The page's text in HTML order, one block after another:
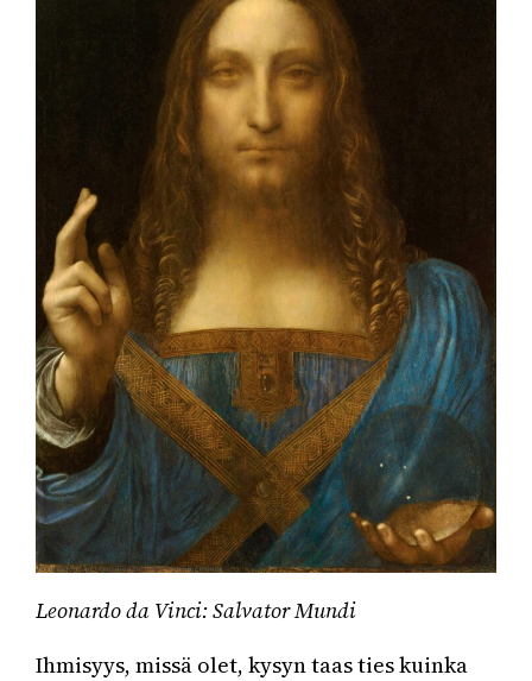
Leonardo da Vinci: Salvator Mundi
Ihmisyys, missä olet, kysyn taas ties kuinka